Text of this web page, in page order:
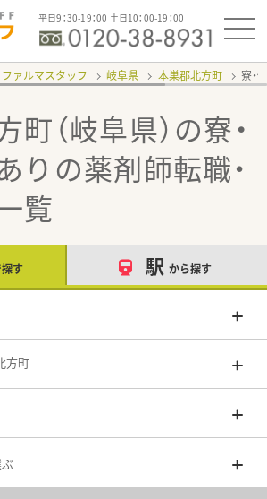
平日9：30-19：00 土日10：00-19：00
ァルマスタッフ 岐阜県 本巣郡北方町 寮・
（岐阜県）の寮・
り の薬剤師転職・
覧
す 駅 から探す
方町